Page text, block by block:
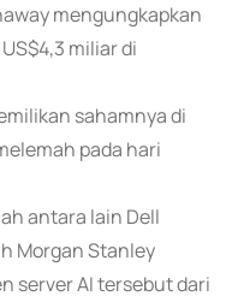
mengungkapkan
miliar di
sahamnya di
pada hari
antara lain Dell
Morgan Stanley
server AI tersebut dari